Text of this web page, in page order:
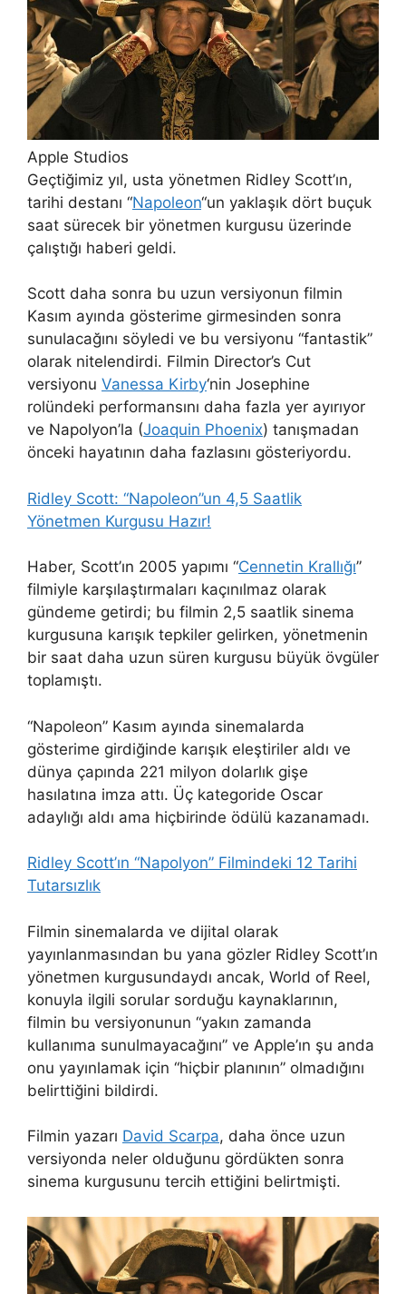
Apple Studios
Geçtiğimiz yıl, usta yönetmen Ridley Scott’ın,
tarihi destanı “Napoleon“un yaklaşık dört buçuk
saat sürecek bir yönetmen kurgusu üzerinde
çalıştığı haberi geldi.
Scott daha sonra bu uzun versiyonun filmin
Kasım ayında gösterime girmesinden sonra
sunulacağını söyledi ve bu versiyonu “fantastik”
olarak nitelendirdi. Filmin Director’s Cut
versiyonu Vanessa Kirby‘nin Josephine
rolündeki performansını daha fazla yer ayırıyor
ve Napolyon’la (Joaquin Phoenix) tanışmadan
önceki hayatının daha fazlasını gösteriyordu.
Ridley Scott: “Napoleon”un 4,5 Saatlik
Yönetmen Kurgusu Hazır!
Haber, Scott’ın 2005 yapımı “Cennetin Krallığı”
filmiyle karşılaştırmaları kaçınılmaz olarak
gündeme getirdi; bu filmin 2,5 saatlik sinema
kurgusuna karışık tepkiler gelirken, yönetmenin
bir saat daha uzun süren kurgusu büyük övgüler
toplamıştı.
“Napoleon” Kasım ayında sinemalarda
gösterime girdiğinde karışık eleştiriler aldı ve
dünya çapında 221 milyon dolarlık gişe
hasılatına imza attı. Üç kategoride Oscar
adaylığı aldı ama hiçbirinde ödülü kazanamadı.
Ridley Scott’ın “Napolyon” Filmindeki 12 Tarihi
Tutarsızlık
Filmin sinemalarda ve dijital olarak
yayınlanmasından bu yana gözler Ridley Scott’ın
yönetmen kurgusundaydı ancak, World of Reel,
konuyla ilgili sorular sorduğu kaynaklarının,
filmin bu versiyonunun “yakın zamanda
kullanıma sunulmayacağını” ve Apple’ın şu anda
onu yayınlamak için “hiçbir planının” olmadığını
belirttiğini bildirdi.
Filmin yazarı David Scarpa, daha önce uzun
versiyonda neler olduğunu gördükten sonra
sinema kurgusunu tercih ettiğini belirtmişti.